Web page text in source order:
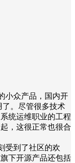
小众产品，国内开
了。尽管很多技术
统运维职业的工程
，这很正常也很合
受到了社区的欢
下开源产品还包括